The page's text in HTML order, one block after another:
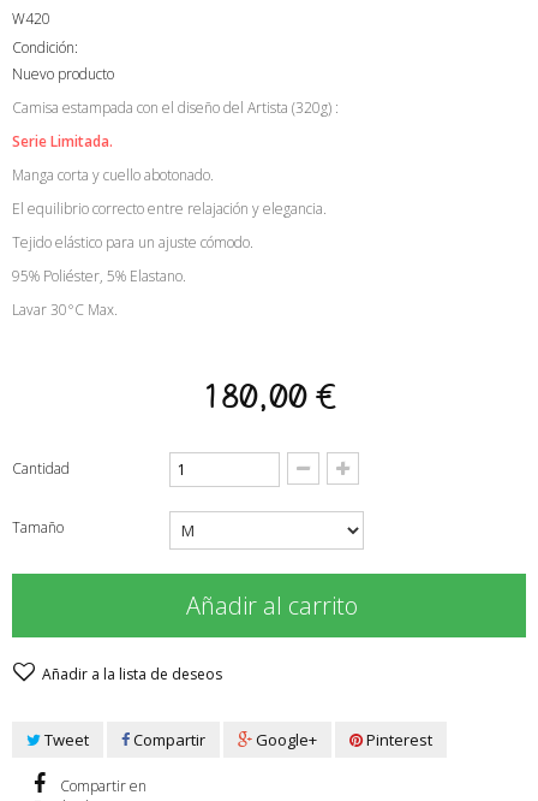
W420
Condición:
Nuevo producto
Camisa estampada con el diseño del Artista (320g) :
Serie Limitada.
Manga corta y cuello abotonado.
El equilibrio correcto entre relajación y elegancia.
Tejido elástico para un ajuste cómodo.
95% Poliéster, 5% Elastano.
Lavar 30°C Max.
180,00 €
Cantidad
Tamaño
Añadir al carrito
Añadir a la lista de deseos
Tweet Compartir Google+ Pinterest
Compartir en